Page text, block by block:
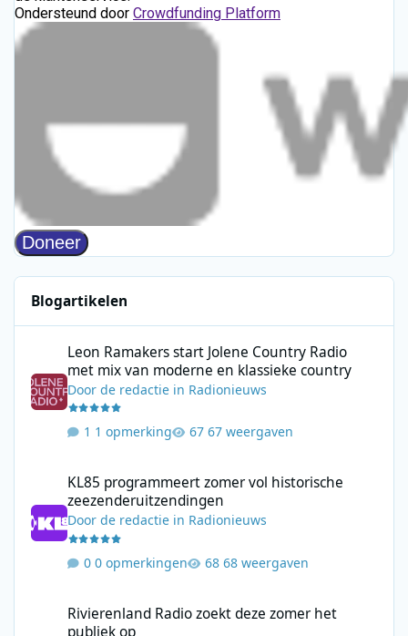
Blogartikelen
Leon Ramakers start Jolene Country Radio
met mix van moderne en klassieke country
Doorde redactie in Radionieuws
1 opmerking 67 weergaven
KL85 programmeert zomer vol historische
zeezenderuitzendingen
Doorde redactie in Radionieuws
0 opmerkingen 68 weergaven
Rivierenland Radio zoekt deze zomer het
publiek op